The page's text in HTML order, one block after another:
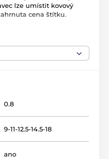
lze umístit kovový
cena štítku.
RW
0.8
9-11-12.5-14.5-18
ano